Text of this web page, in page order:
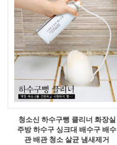
청소신 하수구뻥 클리너 화장실
주방 하수구 싱크대 배수구 배수
관 배관 청소 살균 냄새제거